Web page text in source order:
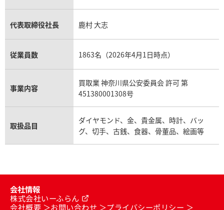
代表取締役社長 鹿村 大志
従業員数 1863名（2026年4月1日時点）
事業内容
買取業 神奈川県公安委員会 許可 第
451380001308号
取扱品目
ダイヤモンド、金、貴金属、時計、バッ
グ、切手、古銭、食器、骨董品、絵画等
会社情報
株式会社いーふらん
会社概要
お問い合わせ プライバシーポリシー